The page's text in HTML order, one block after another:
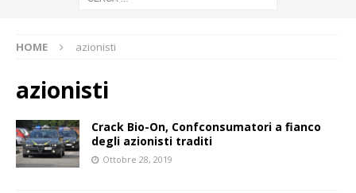
HOME azionisti
azionisti
Crack Bio-On, Confconsumatori a fianco
degli azionisti traditi
Ottobre 28, 2019